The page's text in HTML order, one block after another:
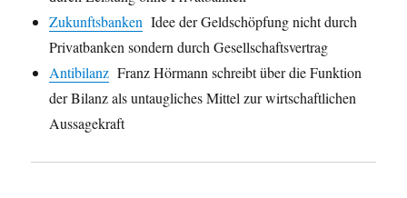
Zukunftsbanken Idee der Geldschöpfung nicht durch
Privatbanken sondern durch Gesellschaftsvertrag
Antibilanz Franz Hörmann schreibt über die Funktion
der Bilanz als untaugliches Mittel zur wirtschaftlichen
Aussagekraft